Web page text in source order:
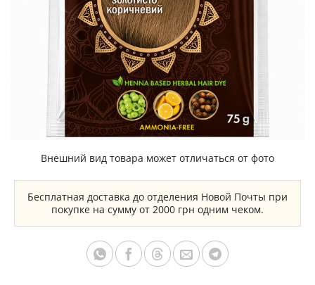
Внешний вид товара может отличаться от фото
Бесплатная доставка до отделения Новой Почты при
покупке на сумму от 2000 грн одним чеком.